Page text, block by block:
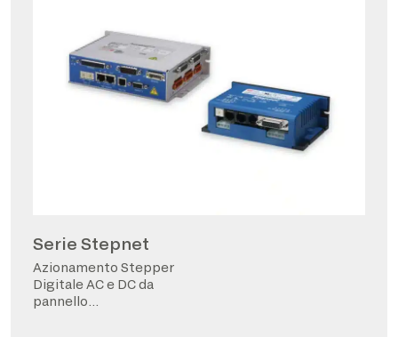
Serie Stepnet
Azionamento Stepper
Digitale AC e DC da
pannello